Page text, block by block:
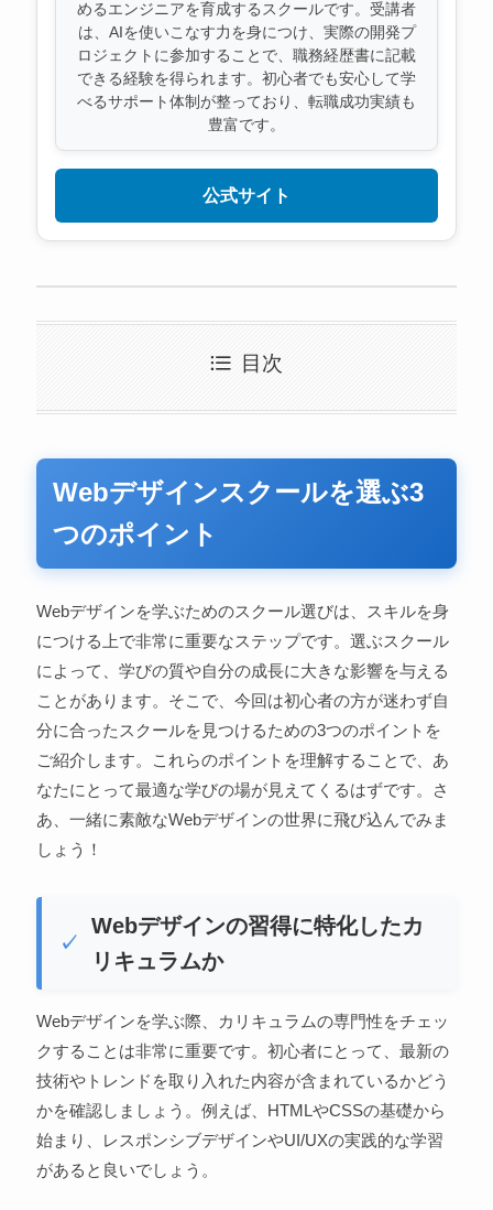
めるエンジニアを育成するスクールです。受講者
は、AIを使いこなす力を身につけ、実際の開発プ
ロジェクトに参加することで、職務経歴書に記載
できる経験を得られます。初心者でも安心して学
べるサポート体制が整っており、転職成功実績も
豊富です。
公式サイト
目次
Webデザインスクールを選ぶ3
つのポイント
Webデザインを学ぶためのスクール選びは、スキルを身
につける上で非常に重要なステップです。選ぶスクール
によって、学びの質や自分の成長に大きな影響を与える
ことがあります。そこで、今回は初心者の方が迷わず自
分に合ったスクールを見つけるための3つのポイントを
ご紹介します。これらのポイントを理解することで、あ
なたにとって最適な学びの場が見えてくるはずです。さ
あ、一緒に素敵なWebデザインの世界に飛び込んでみま
しょう！
Webデザインの習得に特化したカ
リキュラムか
Webデザインを学ぶ際、カリキュラムの専門性をチェッ
クすることは非常に重要です。初心者にとって、最新の
技術やトレンドを取り入れた内容が含まれているかどう
かを確認しましょう。例えば、HTMLやCSSの基礎から
始まり、レスポンシブデザインやUI/UXの実践的な学習
があると良いでしょう。